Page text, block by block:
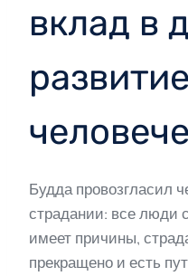
вклад в
развитие
Будда провозгласил
страдании: все люди
имеет причины,
прекращено и есть